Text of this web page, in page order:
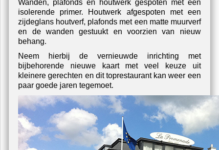
Wanden, plafonds en houtwerk gespoten met een
isolerende primer. Houtwerk afgespoten met een
zijdeglans houtverf, plafonds met een matte muurverf
en de wanden gestuukt en voorzien van nieuw
behang.
Neem hierbij de vernieuwde inrichting met
bijbehorende nieuwe kaart met veel keuze uit
kleinere gerechten en dit toprestaurant kan weer een
paar goede jaren tegemoet.